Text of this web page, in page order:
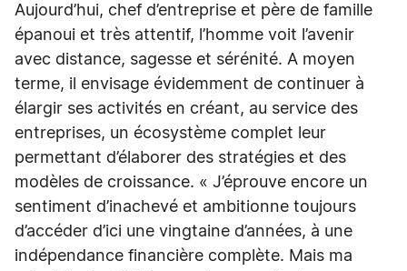
Aujourd’hui, chef d’entreprise et père de famille
épanoui et très attentif, l’homme voit l’avenir
avec distance, sagesse et sérénité. A moyen
terme, il envisage évidemment de continuer à
élargir ses activités en créant, au service des
entreprises, un écosystème complet leur
permettant d’élaborer des stratégies et des
modèles de croissance. « J’éprouve encore un
sentiment d’inachevé et ambitionne toujours
d’accéder d’ici une vingtaine d’années, à une
indépendance financière complète. Mais ma